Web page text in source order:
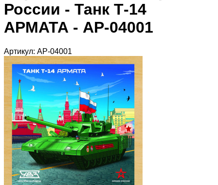
России - Танк Т-14
АРМАТА - АР-04001
Артикул: АР-04001